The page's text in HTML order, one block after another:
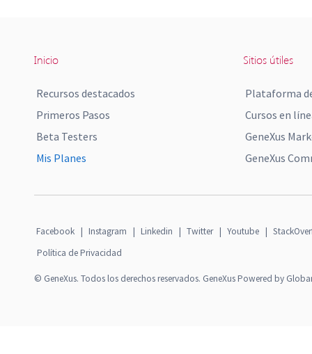
Inicio
Recursos destacados
Primeros Pasos
Beta Testers
Mis Planes
Sitios útiles
Plataforma
Cursos en
GeneXus
GeneXus
Facebook | Instagram | Linkedin | Twitter | Youtube |
Política de Privacidad
© GeneXus. Todos los derechos reservados. GeneXus Powered by